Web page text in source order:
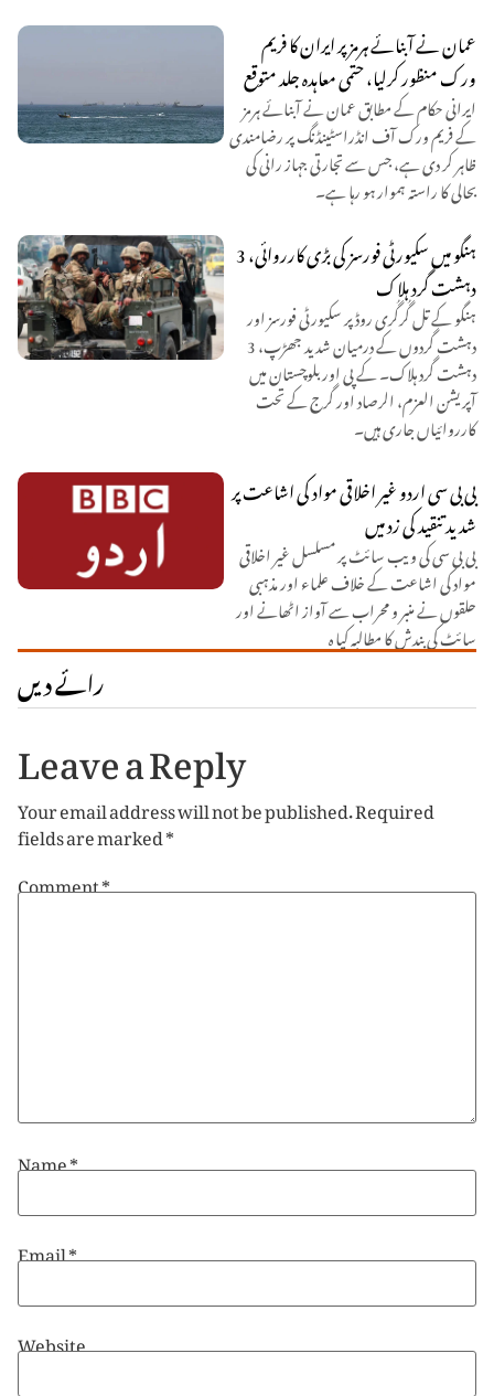
عمان نے آبنائے ہرمز پر ایران کا فریم
ورک منظور کرلیا، حتمی معاہدہ جلد متوقع
ایرانی حکام کے مطابق عمان نے آبنائے ہرمز
کے فریم ورک آف انڈراسٹینڈنگ پر رضامندی
ظاہر کر دی ہے، جس سے تجارتی جہاز رانی کی
بحالی کا راستہ ہموار ہو رہا ہے۔
ہنگو میں سکیورٹی فورسز کی بڑی کارروائی، 3
دہشت گرد ہلاک
ہنگو کے تل گُرگُری روڈ پر سکیورٹی فورسز اور
دہشت گردوں کے درمیان شدید جھڑپ، 3
دہشت گرد ہلاک۔ کے پی اور بلوچستان میں
آپریشن العزم، الرصاد اور گرج کے تحت
کارروائیاں جاری ہیں۔
بی بی سی اردو غیر اخلاقی مواد کی اشاعت پر
شدید تنقید کی زد میں
بی بی سی کی ویب سائٹ پر مسلسل غیر اخلاقی
مواد کی اشاعت کے خلاف علماء اور مذہبی
حلقوں نے منبر و محراب سے آواز اٹھانے اور
سائٹ کی بندش کا مطالبہ کیا ہ
رائے دیں
Leave a Reply
Your email address will not be published.Required
fields are marked*
Comment*
Name*
Email*
Website